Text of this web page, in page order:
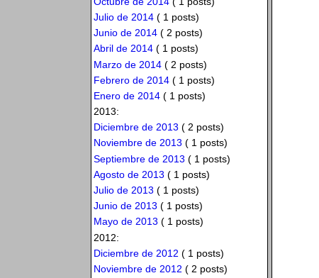
Julio de 2014( 1 posts)
Junio de 2014( 2 posts)
Abril de 2014( 1 posts)
Marzo de 2014( 2 posts)
Febrero de 2014( 1 posts)
Enero de 2014( 1 posts)
2013:
Diciembre de 2013 ( 2 posts)
Noviembre de 2013 ( 1 posts)
Septiembre de 2013 ( 1 posts)
Agosto de 2013 ( 1 posts)
Julio de 2013 ( 1 posts)
Junio de 2013 ( 1 posts)
Mayo de 2013 ( 1 posts)
2012:
Diciembre de 2012 ( 1 posts)
Noviembre de 2012 ( 2 posts)